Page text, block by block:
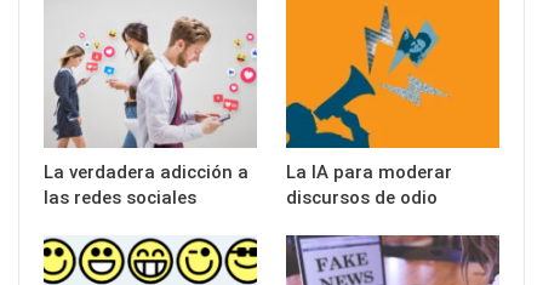
La verdadera adicción a
las redes sociales
La IA para moderar
discursos de odio